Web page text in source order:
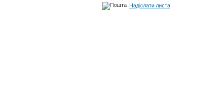
Надіслати листа